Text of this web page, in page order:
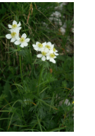
Anemone
narcissiflora